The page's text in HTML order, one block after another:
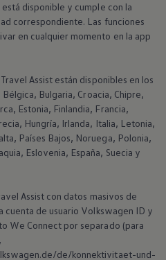
disponible y cumple con la
correspondiente. Las funciones
en cualquier momento en la app
Assist están disponibles en los
Bulgaria, Croacia, Chipre,
Estonia, Finlandia, Francia,
Hungría, Irlanda, Italia, Letonia,
Países Bajos, Noruega, Polonia,
Eslovenia, España, Suecia y
Assist con datos masivos de
cuenta de usuario Volkswagen ID y
We Connect por separado (para
de/konnektivitaet-und-